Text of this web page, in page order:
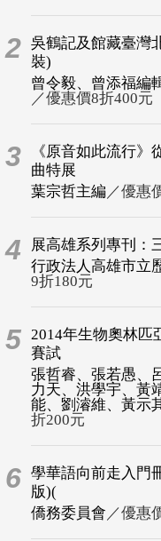
2 吳鶴記及館藏臺灣
裝)
曾令毅、曾添福編
／優惠價8折400元
3
《原音如此流行》
曲特展
葉宗哲主編 ／優惠
4
展高雄系列專刊：
行政法人高雄市立
9折180元
5 2014年生物奧林匹
賽試
張哲睿、張若愚、
力天、洪學宇、黃
能、劉濬維、黃示
折200元
6 學華語向前走入門
版)(
僑務委員會 ／優惠